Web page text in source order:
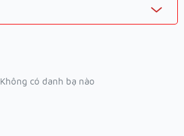
Không có danh bạ nào